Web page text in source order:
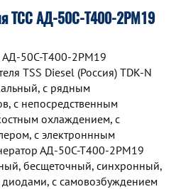
ТСС АД-50С-Т400-2РМ19
АД-50С-Т400-2РМ19
TSS Diesel (Россия) TDK-N
с рядным
с непосредственным
охлаждением, с
с электроннным
АД-50С-Т400-2РМ19
бесщеточный, синхронный,
с самовозбуждением